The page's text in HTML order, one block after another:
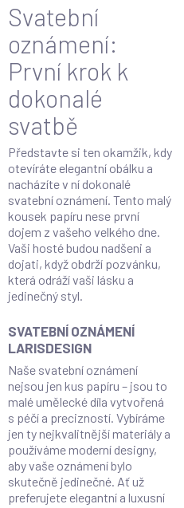
Svatební
oznámení:
První krok k
dokonalé
svatbě
Představte si ten okamžik, kdy
otevíráte elegantní obálku a
nacházíte v ní dokonalé
svatební oznámení. Tento malý
kousek papíru nese první
dojem z vašeho velkého dne.
Vaši hosté budou nadšeni a
dojati, když obdrží pozvánku,
která odráží vaši lásku a
jedinečný styl.
SVATEBNÍ OZNÁMENÍ
LARISDESIGN
Naše svatební oznámení
nejsou jen kus papíru – jsou to
malé umělecké díla vytvořená
s péčí a precizností. Vybíráme
jen ty nejkvalitnější materiály a
používáme moderní designy,
aby vaše oznámení bylo
skutečně jedinečné. Ať už
preferujete elegantní a luxusní